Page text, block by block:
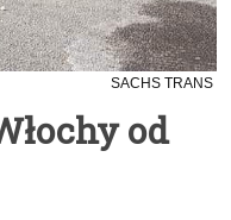
SACHS TRANS
od